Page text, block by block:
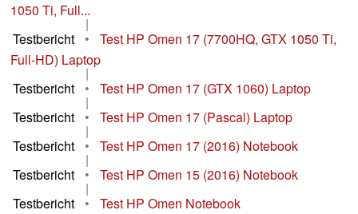
1050 Ti, Full...
|
Testbericht
•
Test HP Omen 17 (7700HQ, GTX 1050 Ti,
Full-HD) Laptop
|
Testbericht
• Test HP Omen 17 (GTX 1060) Laptop
|
Testbericht
• Test HP Omen 17 (Pascal) Laptop
|
Testbericht
• Test HP Omen 17 (2016) Notebook
|
Testbericht
• Test HP Omen 15 (2016) Notebook
|
Testbericht
• Test HP Omen Notebook